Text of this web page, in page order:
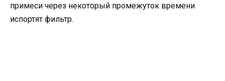
примеси через некоторый промежуток времени
испортят фильтр.